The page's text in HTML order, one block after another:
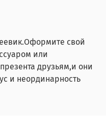
свой
или
друзьям,и они
и неординарность